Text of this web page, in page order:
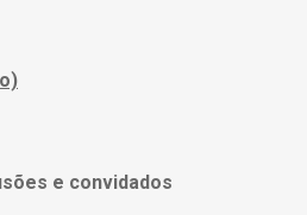
e convidados